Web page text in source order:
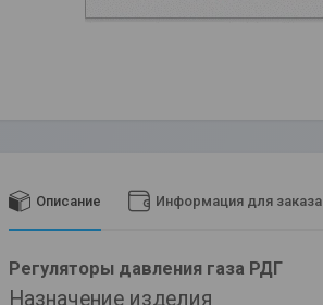
Описание Информация для заказа
Регуляторы давления газа РДГ
Назначение изделия